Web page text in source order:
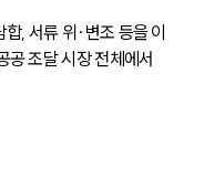
, 서류 위·변조 등을 이
공 조달 시장 전체에서